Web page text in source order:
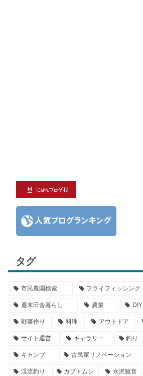
タグ
市民農園検索 フライフィッシング
週末田舎暮らし 農業 DIY
野菜作り 料理 アウトドア
サイト運営 ギャラリー 釣り
キャンプ 古民家リノベーション
渓流釣り カブトムシ 水沢観音